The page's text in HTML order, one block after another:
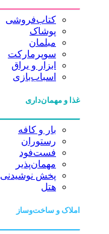
کتاب‌فروشی
پوشاک
مبلمان
سوپرمارکت
ابزار و یراق
اسباب‌بازی
غذا و مهمان‌داری
بار و کافه
رستوران
فست‌فود
مهمان‌پذیر
پخش نوشیدنی
هتل
املاک و ساخت‌وساز